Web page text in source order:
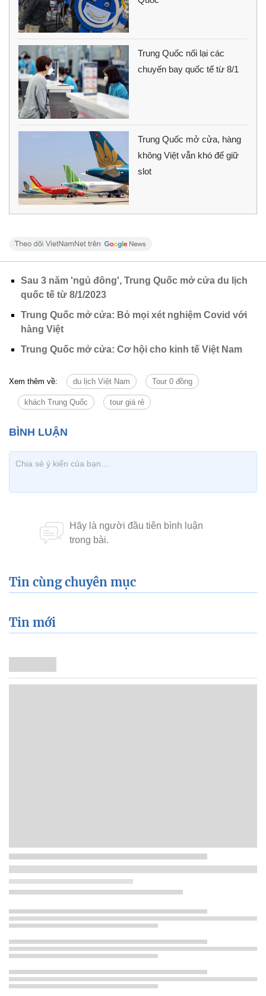
Trung Quốc nối lại các
chuyến bay quốc tế từ 8/1
Trung Quốc mở cửa, hàng
không Việt vẫn khó để giữ
slot
Sau 3 năm 'ngủ đông', Trung Quốc mở cửa du lịch
quốc tế từ 8/1/2023
Trung Quốc mở cửa: Bỏ mọi xét nghiệm Covid với
hàng Việt
Trung Quốc mở cửa: Cơ hội cho kinh tế Việt Nam
Xem thêm về: du lịch Việt Nam Tour 0 đồng
khách Trung Quốc tour giá rẻ
Tin cùng chuyên mục
Tin mới